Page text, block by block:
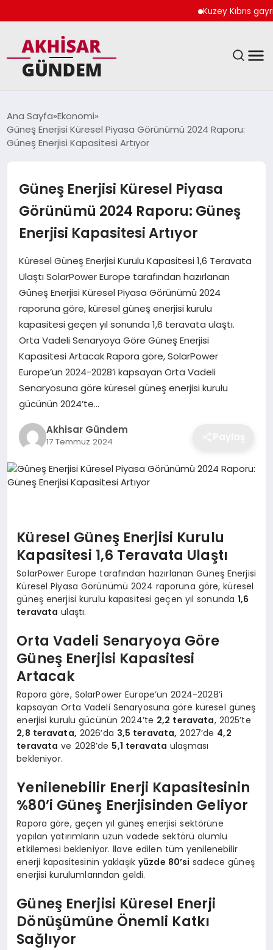
Kuzey Kıbrıs
DÜNYA
TEKNOLOJI
YAŞAM
Ana Sayfa Ekonomi
Güneş Enerjisi Küresel Piyasa Görünümü 2024 Raporu:
Güneş Enerjisi Kapasitesi Artıyor
Güneş Enerjisi Küresel Piyasa
Görünümü 2024 Raporu: Güneş
Enerjisi Kapasitesi Artıyor
Küresel Güneş Enerjisi Kurulu Kapasitesi 1,6 Teravata
Ulaştı SolarPower Europe tarafından hazırlanan
Güneş Enerjisi Küresel Piyasa Görünümü 2024
raporuna göre, küresel güneş enerjisi kurulu
kapasitesi geçen yıl sonunda 1,6 teravata ulaştı.
Orta Vadeli Senaryoya Göre Güneş Enerjisi
Kapasitesi Artacak Rapora göre, SolarPower
Europe’un 2024-2028’i kapsayan Orta Vadeli
Senaryosuna göre küresel güneş enerjisi kurulu
gücünün 2024’te…
Akhisar Gündem
17 Temmuz 2024
Küresel Güneş Enerjisi Kurulu
Kapasitesi 1,6 Teravata Ulaştı
SolarPower Europe tarafından hazırlanan Güneş Enerjisi
Küresel Piyasa Görünümü 2024 raporuna göre, küresel
güneş enerjisi kurulu kapasitesi geçen yıl sonunda1,6
teravata ulaştı.
Orta Vadeli Senaryoya Göre
Güneş Enerjisi Kapasitesi
Artacak
Rapora göre, SolarPower Europe’un 2024-2028’i
kapsayan Orta Vadeli Senaryosuna göre küresel güneş
enerjisi kurulu gücünün 2024’te 2,2 teravata, 2025’te
2,8 teravata, 2026’da 3,5 teravata, 2027’de 4,2
teravata ve 2028’de 5,1 teravata ulaşması
bekleniyor.
Yenilenebilir Enerji Kapasitesinin
%80’i Güneş Enerjisinden Geliyor
Rapora göre, geçen yıl güneş enerjisi sektörüne
yapılan yatırımların uzun vadede sektörü olumlu
etkilemesi bekleniyor. İlave edilen tüm yenilenebilir
enerji kapasitesinin yaklaşık yüzde 80’si sadece güneş
enerjisi kurulumlarından geldi.
Güneş Enerjisi Küresel Enerji
Dönüşümüne Önemli Katkı
Sağlıyor